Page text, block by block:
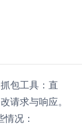
包工具：直
请求与响应。
况：